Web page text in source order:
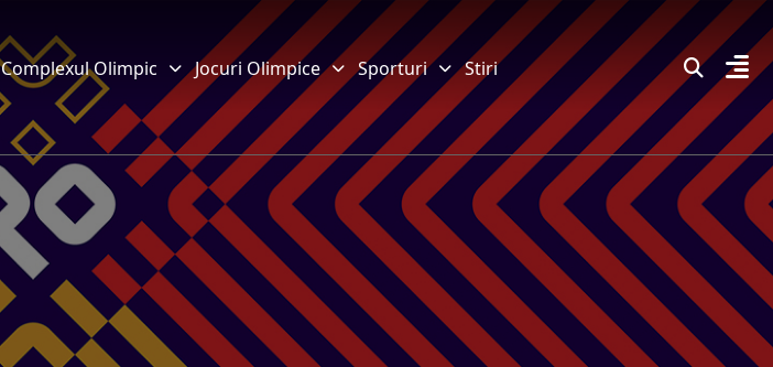
Complexul Olimpic Jocuri Olimpice Sporturi Stiri